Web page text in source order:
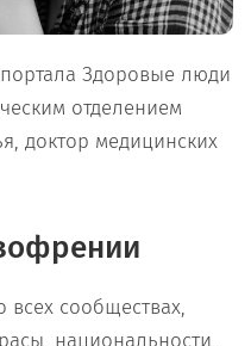
Здоровые люди
отделением
доктор медицинских
сообществах,
национальности,